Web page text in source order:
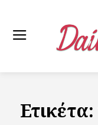
Ετικέτα: